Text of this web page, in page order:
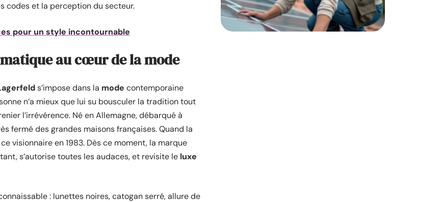
codes et la perception du secteur.
pour un style incontournable
au cœur de la mode
s’impose dans la mode contemporaine
n’a mieux que lui su bousculer la tradition tout
l’irrévérence. Né en Allemagne, débarqué à
fermé des grandes maisons françaises. Quand la
visionnaire en 1983. Dès ce moment, la marque
s’autorise toutes les audaces, et revisite le luxe
: lunettes noires, catogan serré, allure de